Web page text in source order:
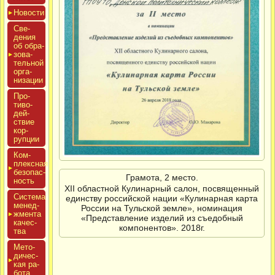
Новос­ти
Све­
дения
об об­ра­
зова­
тель­ной
ор­га­
низа­ции
Про­
тиво­
дей­
ствие
кор­
рупции
Ком­
плексная
бе­зопас­
ность
Сис­те­ма
ме­нед­
жмен­та
ка­чес­
тва
Мето­
дичес­
кая ра­
бота
Грамота, 2 место.
XII областной Кулинарный салон, посвященный
единству российской нации «Кулинарная карта
России на Тульской земле», номинация
«Представление изделий из съедобный
компонентов». 2018г.